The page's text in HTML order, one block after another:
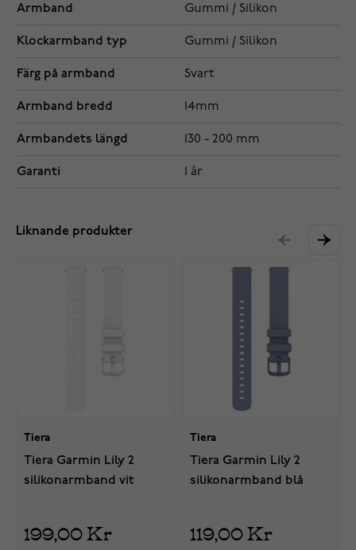
Armband Gummi / Silikon
Klockarmband typ Gummi / Silikon
Färg på armband Svart
Armband bredd 14mm
Armbandets längd 130 - 200 mm
Garanti 1 år
Liknande produkter
Tiera
Tiera Garmin Lily 2
silikonarmband vit
199,00 Kr
Tiera
Tiera Garmin Lily 2
silikonarmband blå
119,00 Kr